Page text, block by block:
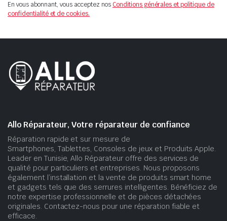
En vous abonnant, vous acceptez nosConditions générales et politique de
confidentialité et de cookies.
Allo Réparateur, Votre réparateur de confiance
Réparation rapide et sur mesure de
Smartphones, Tablettes, Consoles de jeux et Produits Apple.
Leader en Tunisie, Allo Réparateur offre des services de
qualité pour particuliers et entreprises. Nous proposons
également l’installation et la vente de produits smart home
et gadgets tels que des serrures intelligentes. Bénéficiez de
notre expertise professionnelle et de pièces détachées
originales. Contactez-nous pour une réparation fiable et
efficace.